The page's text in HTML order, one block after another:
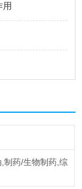
用
制药/生物制药,综